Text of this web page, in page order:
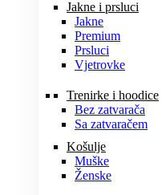
Jakne i prsluci
Jakne
Premium
Prsluci
Vjetrovke
Trenirke i hoodice
Bez zatvarača
Sa zatvaračem
Košulje
Muške
Ženske